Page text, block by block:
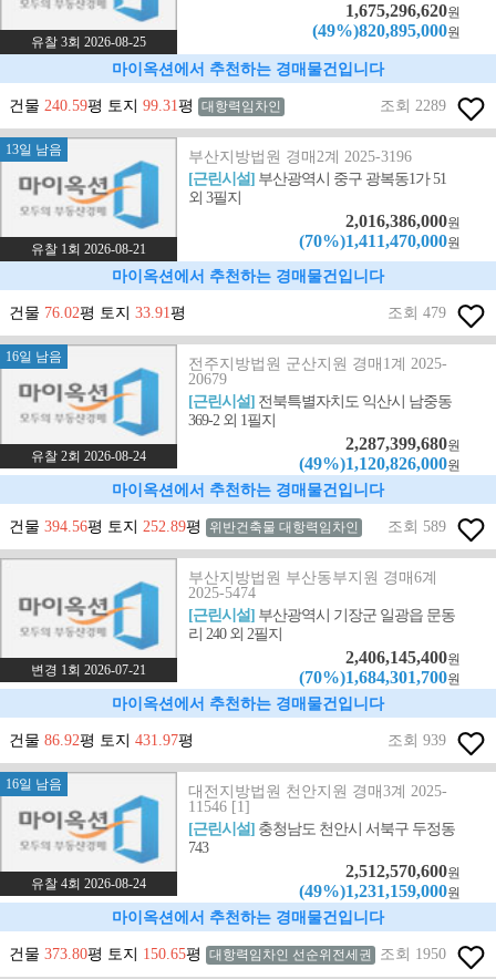
유찰 3회 2026-08-25
1,675,296,620원
(49%)820,895,000원
마이옥션에서 추천하는 경매물건입니다
건물 240.59평 토지 99.31평 대항력임차인 조회 2289
13일 남음
유찰 1회 2026-08-21
부산지방법원 경매2계 2025-3196
[근린시설] 부산광역시 중구 광복동1가 51
외 3필지
2,016,386,000원
(70%)1,411,470,000원
마이옥션에서 추천하는 경매물건입니다
건물 76.02평 토지 33.91평 조회 479
16일 남음
유찰 2회 2026-08-24
전주지방법원 군산지원 경매1계 2025-
20679
[근린시설] 전북특별자치도 익산시 남중동
369-2 외 1필지
2,287,399,680원
(49%)1,120,826,000원
마이옥션에서 추천하는 경매물건입니다
건물 394.56평 토지 252.89평 위반건축물 대항력임차인 조회 589
변경 1회 2026-07-21
부산지방법원 부산동부지원 경매6계
2025-5474
[근린시설] 부산광역시 기장군 일광읍 문동
리 240 외 2필지
2,406,145,400원
(70%)1,684,301,700원
마이옥션에서 추천하는 경매물건입니다
건물 86.92평 토지 431.97평 조회 939
16일 남음
유찰 4회 2026-08-24
대전지방법원 천안지원 경매3계 2025-
11546 [1]
[근린시설] 충청남도 천안시 서북구 두정동
743
2,512,570,600원
(49%)1,231,159,000원
마이옥션에서 추천하는 경매물건입니다
건물 373.80평 토지 150.65평 대항력임차인 선순위전세권 조회 1950